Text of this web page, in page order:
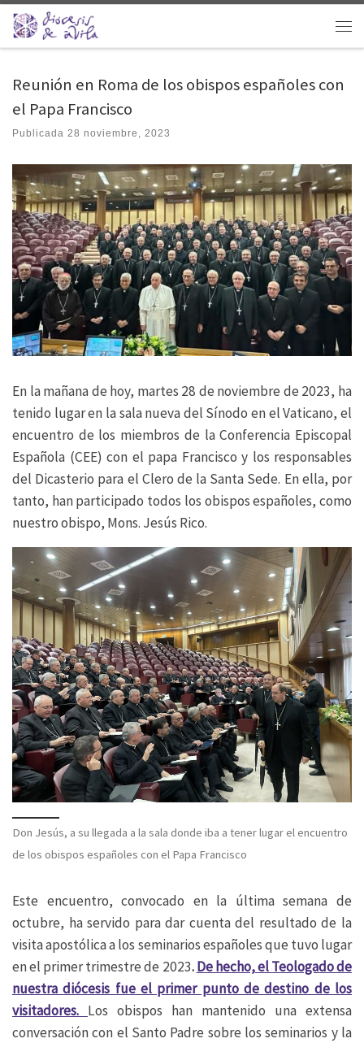
Saltar al contenido
Reunión en Roma de los obispos españoles con
el Papa Francisco
Publicada 28 noviembre, 2023
En la mañana de hoy, martes 28 de noviembre de 2023, ha
tenido lugar en la sala nueva del Sínodo en el Vaticano, el
encuentro de los miembros de la Conferencia Episcopal
Española (CEE) con el papa Francisco y los responsables
del Dicasterio para el Clero de la Santa Sede. En ella, por
tanto, han participado todos los obispos españoles, como
nuestro obispo, Mons. Jesús Rico.
Don Jesús, a su llegada a la sala donde iba a tener lugar el encuentro
de los obispos españoles con el Papa Francisco
Este encuentro, convocado en la última semana de
octubre, ha servido para dar cuenta del resultado de la
visita apostólica a los seminarios españoles que tuvo lugar
en el primer trimestre de 2023.De hecho, el Teologado de
nuestra diócesis fue el primer punto de destino de los
visitadores. Los obispos han mantenido una extensa
conversación con el Santo Padre sobre los seminarios y la